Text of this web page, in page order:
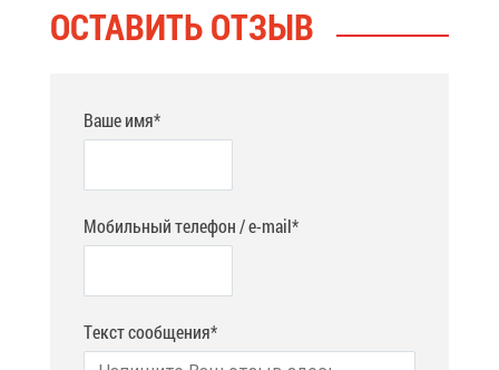
ОСТА­ВИТЬ ОТ­ЗЫВ
Ваше имя*
Мобильный телефон / e-mail*
Текст сообщения*